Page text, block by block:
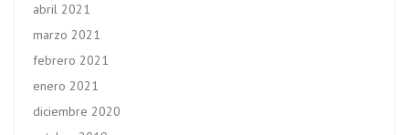
abril 2021
marzo 2021
febrero 2021
enero 2021
diciembre 2020